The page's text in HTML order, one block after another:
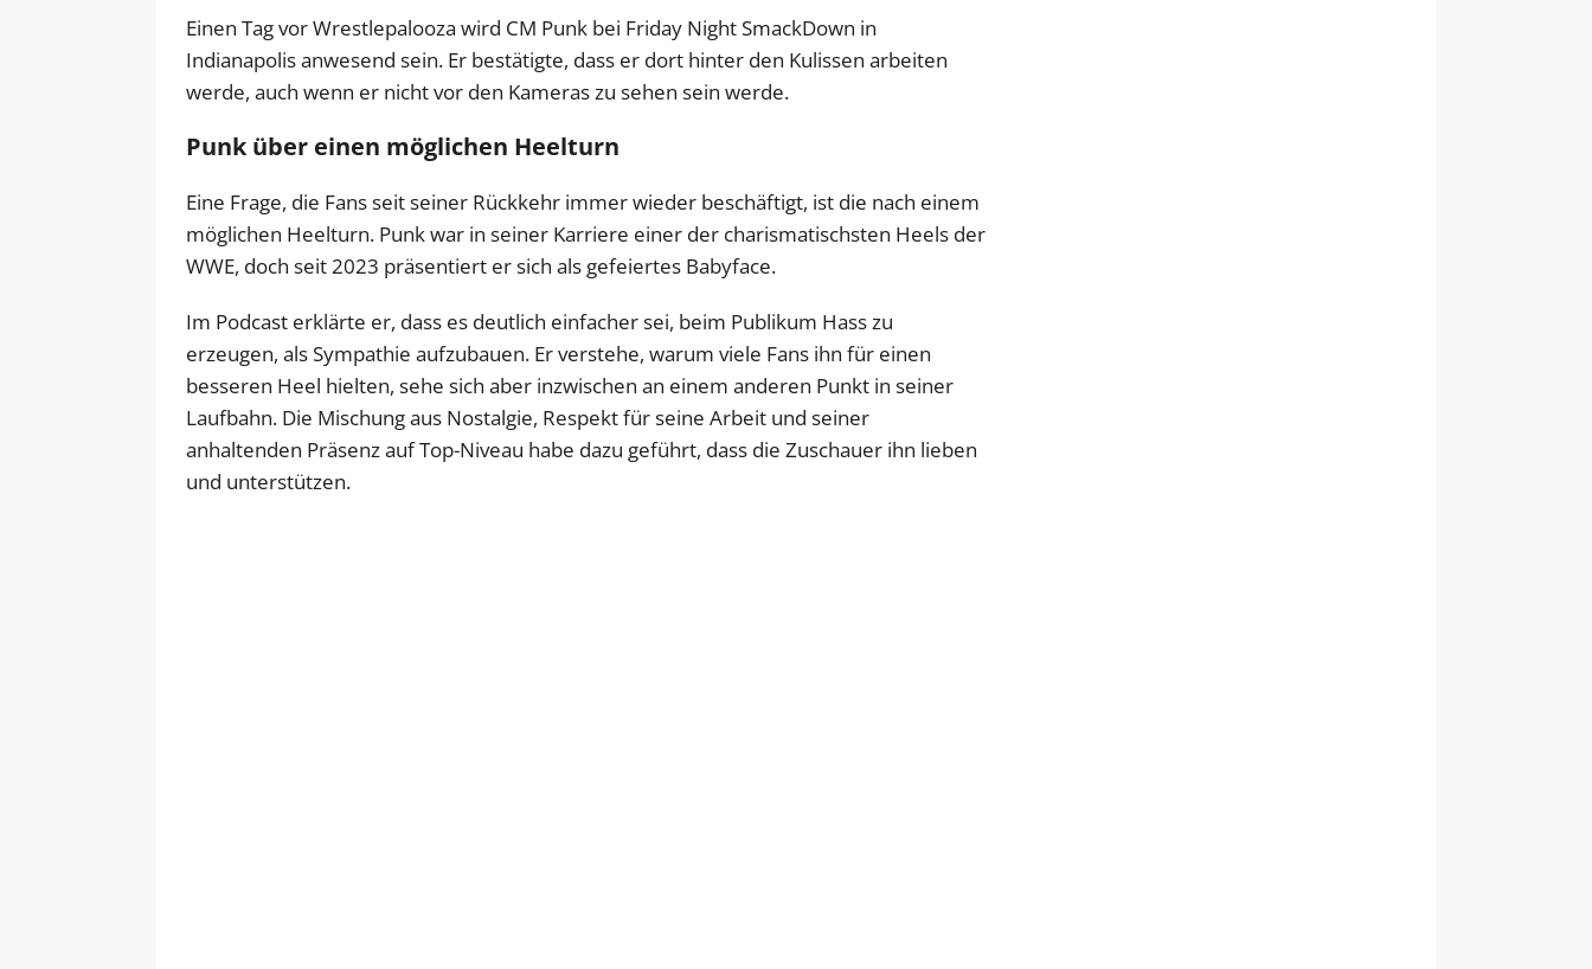
Einen Tag vor Wrestlepalooza wird CM Punk bei Friday Night SmackDown in
Indianapolis anwesend sein. Er bestätigte, dass er dort hinter den Kulissen arbeiten
werde, auch wenn er nicht vor den Kameras zu sehen sein werde.
Punk über einen möglichen Heelturn
Eine Frage, die Fans seit seiner Rückkehr immer wieder beschäftigt, ist die nach einem
möglichen Heelturn. Punk war in seiner Karriere einer der charismatischsten Heels der
WWE, doch seit 2023 präsentiert er sich als gefeiertes Babyface.
Im Podcast erklärte er, dass es deutlich einfacher sei, beim Publikum Hass zu
erzeugen, als Sympathie aufzubauen. Er verstehe, warum viele Fans ihn für einen
besseren Heel hielten, sehe sich aber inzwischen an einem anderen Punkt in seiner
Laufbahn. Die Mischung aus Nostalgie, Respekt für seine Arbeit und seiner
anhaltenden Präsenz auf Top-Niveau habe dazu geführt, dass die Zuschauer ihn lieben
und unterstützen.